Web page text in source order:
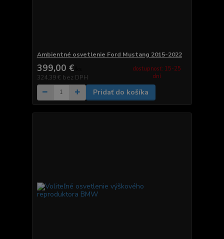
Ambientné osvetlenie Ford Mustang 2015-2022
399,00 €
324,39 € bez DPH
dostupnosť: 15-25
dní
Pridať do košíka